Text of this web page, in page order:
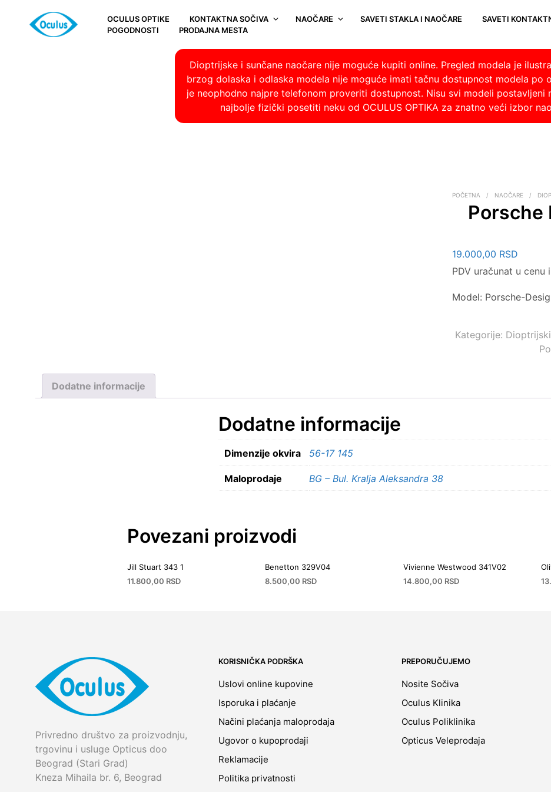
OCULUS OPTIKE KONTAKTNA SOČIVA NAOČARE SAVETI STAKLA I NAOČARE SAVETI
POGODNOSTI
PRODAJNA MESTA
Dioptrijske i sunčane naočare nije moguće kupiti online. Pregled modela je
brzog dolaska i odlaska modela nije moguće imati tačnu dostupnost modela po
je neophodno najpre telefonom proveriti dostupnost. Nisu svi modeli postavljeni
najbolje fizički posetiti neku od OCULUS OPTIKA za znatno veći izbor
POČETNA / NAOČARE /
Porsche
19.000,00 RSD
PDV uračunat u cenu
Model: Porsche-
Kategorije:
Dodatne informacije
Dodatne informacije
Dimenzije okvira 56-17 145
Maloprodaje BG – Bul. Kralja Aleksandra 38
Povezani proizvodi
Jill Stuart 343 1
11.800,00 RSD
Benetton 329V04
8.500,00 RSD
Vivienne Westwood 341V02
14.800,00 RSD
Privredno društvo za proizvodnju,
trgovinu i usluge Opticus doo
Beograd (Stari Grad)
Kneza Mihaila br. 6, Beograd
KORISNIČKA PODRŠKA
Uslovi online kupovine
Isporuka i plaćanje
Načini plaćanja maloprodaja
Ugovor o kupoprodaji
Reklamacije
Politika privatnosti
PREPORUČUJEMO
Nosite Sočiva
Oculus Klinika
Oculus Poliklinika
Opticus Veleprodaja